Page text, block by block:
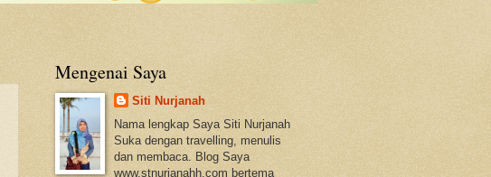
Mengenai Saya
Siti Nurjanah
Nama lengkap Saya Siti Nurjanah
Suka dengan travelling, menulis
dan membaca. Blog Saya
www.stnurjanahh.com bertema